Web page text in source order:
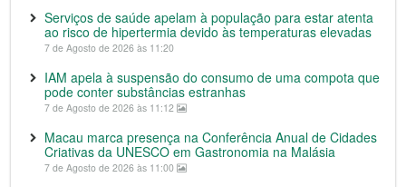
Serviços de saúde apelam à população para estar atenta
ao risco de hipertermia devido às temperaturas elevadas
7 de Agosto de 2026 às 11:20
IAM apela à suspensão do consumo de uma compota que
pode conter substâncias estranhas
7 de Agosto de 2026 às 11:12
Macau marca presença na Conferência Anual de Cidades
Criativas da UNESCO em Gastronomia na Malásia
7 de Agosto de 2026 às 11:00